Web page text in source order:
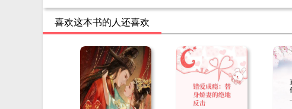
喜欢这本书的人还喜欢